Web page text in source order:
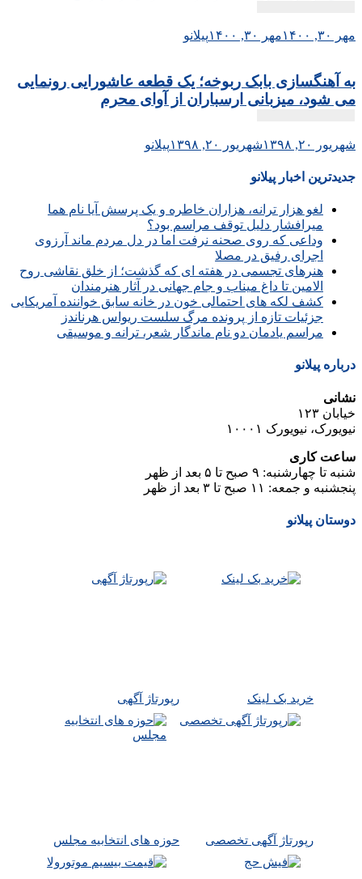
مهر ۳۰, ۱۴۰۰ مهر ۳۰, ۱۴۰۰ پیلانو
به آهنگسازی بابک ربوخه؛ یک قطعه عاشورایی رونمایی
می شود، میزبانی ارسباران از آوای محرم
شهریور ۲۰, ۱۳۹۸ شهریور ۲۰, ۱۳۹۸ پیلانو
جدیدترین اخبار پیلانو
لغو هزار ترانه، هزاران خاطره و یک پرسش آیا نام هما
میرافشار دلیل توقف مراسم بود؟
وداعی که روی صحنه نرفت اما در دل مردم ماند آرزوی
اجرای رفیق در مصلا
هنرهای تجسمی در هفته ای که گذشت؛ از خلق نقاشی روح
الامین تا داغ میناب و جام جهانی در آثار هنرمندان
کشف لکه های احتمالی خون در خانه سابق خواننده آمریکایی
جزئیات تازه از پرونده مرگ سلست ریواس هرناندز
مراسم یادمان دو نام ماندگار شعر، ترانه و موسیقی
درباره پیلانو
نشانی
خیابان ۱۲۳
نیویورک، نیویورک ۱۰۰۰۱
ساعت کاری
شنبه تا چهارشنبه: ۹ صبح تا ۵ بعد از ظهر
پنجشنبه و جمعه: ۱۱ صبح تا ۳ بعد از ظهر
دوستان پیلانو
خرید بک لینک رپورتاژ آگهی
رپورتاژ آگهی تخصصی حوزه های انتخابیه مجلس